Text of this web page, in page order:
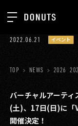
TOP
ABOUT
GROUP
2022.06.21 イベント
TOP NEWS 2026
バーチャルアーテ
(土)、17日(日)に「
開催決定！